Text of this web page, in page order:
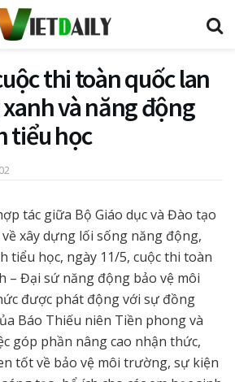
thi toàn quốc lan
và năng động
tiểu học
tác giữa Bộ Giáo dục và Đào tạo
xây dựng lối sống năng động,
tiểu học, ngày 11/5, cuộc thi toàn
– Đại sứ năng động bảo vệ môi
được phát động với sự đồng
Báo Thiếu niên Tiền phong và
góp phần nâng cao nhận thức,
tốt về bảo vệ môi trường, sự kiện